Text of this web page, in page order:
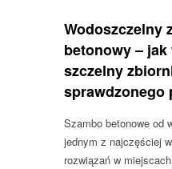
Wodoszczelny
betonowy –
szczelny
sprawdzonego
Szambo betonowe od
jednym z najczęściej
rozwiązań w